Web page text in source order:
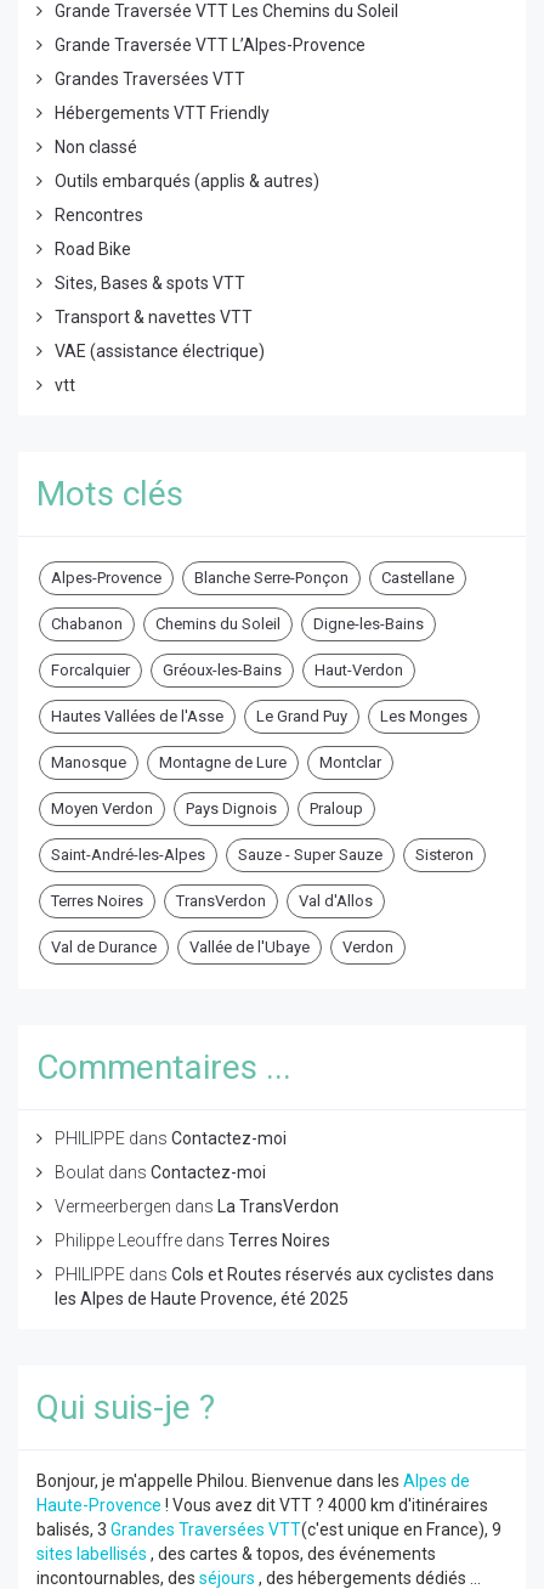
Grande Traversée VTT Les Chemins du Soleil
Grande Traversée VTT L’Alpes-Provence
Grandes Traversées VTT
Hébergements VTT Friendly
Non classé
Outils embarqués (applis & autres)
Rencontres
Road Bike
Sites, Bases & spots VTT
Transport & navettes VTT
VAE (assistance électrique)
vtt
Mots clés
Alpes-Provence Blanche Serre-Ponçon Castellane
Chabanon Chemins du Soleil Digne-les-Bains
Forcalquier Gréoux-les-Bains Haut-Verdon
Hautes Vallées de l'Asse Le Grand Puy Les Monges
Manosque Montagne de Lure Montclar
Moyen Verdon Pays Dignois Praloup
Saint-André-les-Alpes Sauze - Super Sauze Sisteron
Terres Noires TransVerdon Val d'Allos
Val de Durance Vallée de l'Ubaye Verdon
Commentaires ...
PHILIPPE dans Contactez-moi
Boulat dans Contactez-moi
Vermeerbergen dans
La TransVerdon
Philippe Leouffre dans Terres Noires
PHILIPPE dans Cols et Routes réservés aux cyclistes dans
les Alpes de Haute Provence, été 2025
Qui suis-je ?
Bonjour, je m'appelle Philou. Bienvenue dans les Alpes de
Haute-Provence ! Vous avez dit VTT ? 4000 km d'itinéraires
balisés, 3 Grandes Traversées VTT(c'est unique en France), 9
sites labellisés , des cartes & topos, des événements
incontournables, des séjours , des hébergements dédiés ...